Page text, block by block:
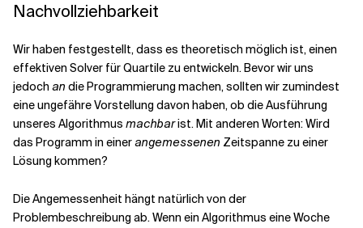
Nachvollziehbarkeit
Wir haben festgestellt, dass es theoretisch möglich ist, einen
effektiven Solver für Quartile zu entwickeln. Bevor wir uns
jedoch an die Programmierung machen, sollten wir zumindest
eine ungefähre Vorstellung davon haben, ob die Ausführung
unseres Algorithmus machbarist. Mit anderen Worten: Wird
das Programm in einerangemessenen Zeitspanne zu einer
Lösung kommen?
Die Angemessenheit hängt natürlich von der
Problembeschreibung ab. Wenn ein Algorithmus eine Woche